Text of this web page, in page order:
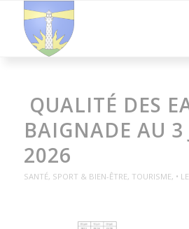
QUALITÉ DES
BAIGNADE AU 3
2026
SANTÉ, SPORT & BIEN-ÊTRE, TOURISME, •